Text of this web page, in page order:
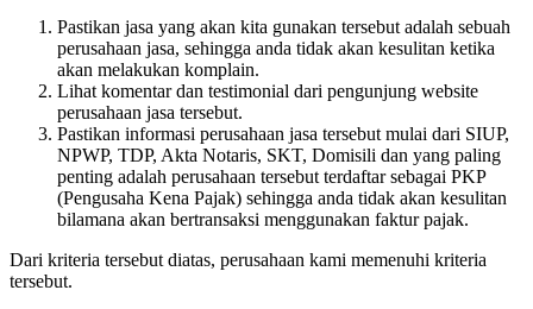
Pastikan jasa yang akan kita gunakan tersebut adalah sebuah
perusahaan jasa, sehingga anda tidak akan kesulitan ketika
akan melakukan komplain.
Lihat komentar dan testimonial dari pengunjung website
perusahaan jasa tersebut.
Pastikan informasi perusahaan jasa tersebut mulai dari SIUP,
NPWP, TDP, Akta Notaris, SKT, Domisili dan yang paling
penting adalah perusahaan tersebut terdaftar sebagai PKP
(Pengusaha Kena Pajak) sehingga anda tidak akan kesulitan
bilamana akan bertransaksi menggunakan faktur pajak.
Dari kriteria tersebut diatas, perusahaan kami memenuhi kriteria
tersebut.